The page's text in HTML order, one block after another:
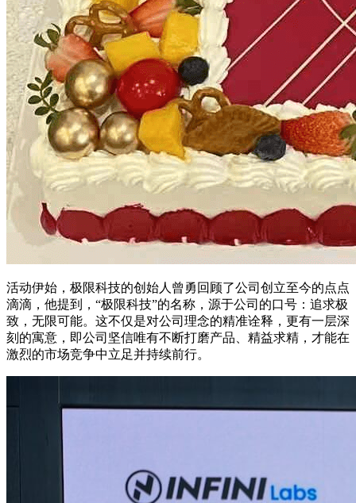
活动伊始，极限科技的创始人曾勇回顾了公司创立至今的点点
滴滴，他提到，“极限科技”的名称，源于公司的口号：追求极
致，无限可能。这不仅是对公司理念的精准诠释，更有一层深
刻的寓意，即公司坚信唯有不断打磨产品、精益求精，才能在
激烈的市场竞争中立足并持续前行。